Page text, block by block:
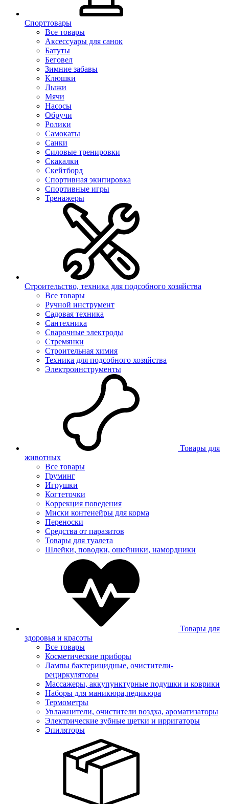
Спорттовары
Все товары
Аксессуары для санок
Батуты
Беговел
Зимние забавы
Клюшки
Лыжи
Мячи
Насосы
Обручи
Ролики
Самокаты
Санки
Силовые тренировки
Скакалки
Скейтборд
Спортивная экипировка
Спортивные игры
Тренажеры
Строительство, техника для подсобного хозяйства
Все товары
Ручной инструмент
Садовая техника
Сантехника
Сварочные электроды
Стремянки
Строительная химия
Техника для подсобного хозяйства
Электроинструменты
Товары для
животных
Все товары
Груминг
Игрушки
Когтеточки
Коррекция поведения
Миски контенейры для корма
Переноски
Средства от паразитов
Товары для туалета
Шлейки, поводки, ошейники, намордники
Товары для
здоровья и красоты
Все товары
Косметические приборы
Лампы бактерицидные, очистители-
рециркуляторы
Массажеры, аккупунктурные подушки и коврики
Наборы для маникюра,педикюра
Термометры
Увлажнители, очистители воздха, ароматизаторы
Электрические зубные щетки и ирригаторы
Эпиляторы